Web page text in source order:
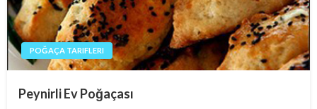
POĞAÇA TARIFLERI
Peynirli Ev Poğaçası